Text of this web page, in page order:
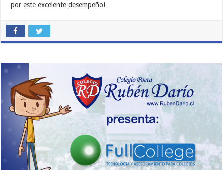
por este excelente desempeño!